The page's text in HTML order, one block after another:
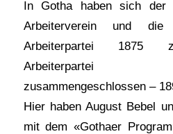
In Gotha haben sich der
Arbeiterverein und die
Arbeiterpartei 1875
Arbeiterpartei
zusammengeschlossen –
Hier haben August Bebel
mit dem «Gothaer